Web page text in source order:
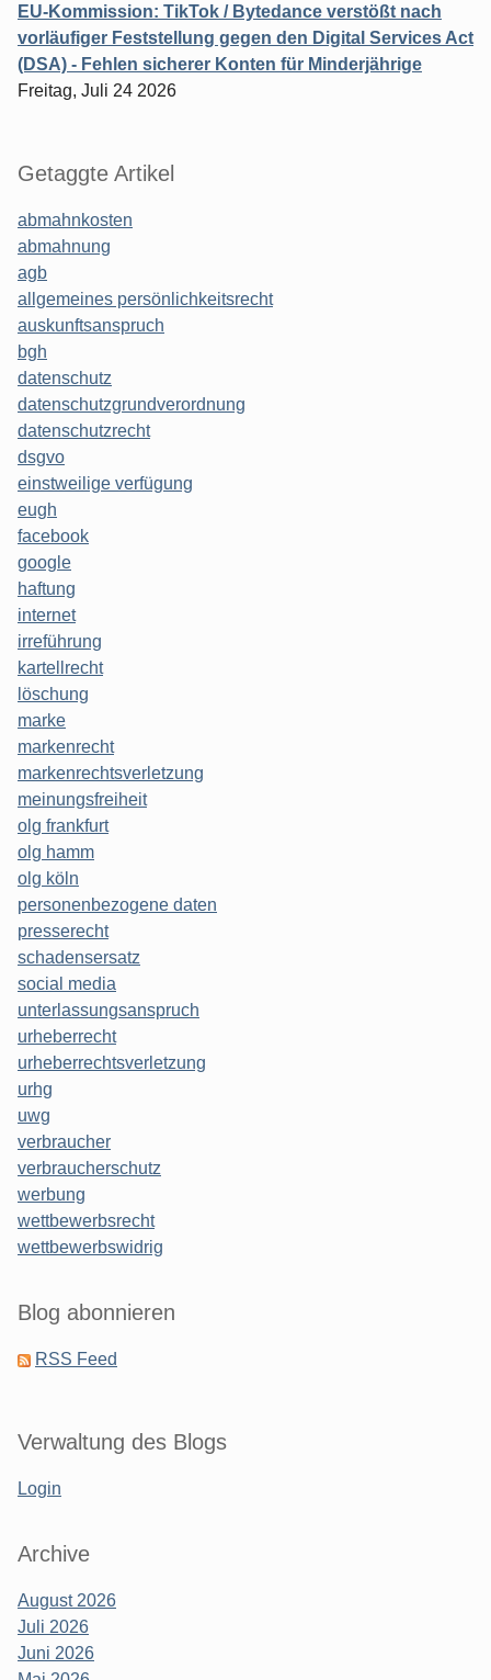
EU-Kommission: TikTok / Bytedance verstößt nach
vorläufiger Feststellung gegen den Digital Services Act
(DSA) - Fehlen sicherer Konten für Minderjährige
Freitag, Juli 24 2026
Getaggte Artikel
abmahnkosten
abmahnung
agb
allgemeines persönlichkeitsrecht
auskunftsanspruch
bgh
datenschutz
datenschutzgrundverordnung
datenschutzrecht
dsgvo
einstweilige verfügung
eugh
facebook
google
haftung
internet
irreführung
kartellrecht
löschung
marke
markenrecht
markenrechtsverletzung
meinungsfreiheit
olg frankfurt
olg hamm
olg köln
personenbezogene daten
presserecht
schadensersatz
social media
unterlassungsanspruch
urheberrecht
urheberrechtsverletzung
urhg
uwg
verbraucher
verbraucherschutz
werbung
wettbewerbsrecht
wettbewerbswidrig
Blog abonnieren
RSS Feed
Verwaltung des Blogs
Login
Archive
August 2026
Juli 2026
Juni 2026